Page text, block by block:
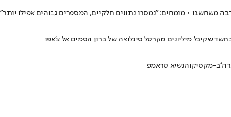
• מומחים: "נמסרו נתונים חלקיים, המספרים גבוהים אפילו יותר"
שקיבל מיליונים מקרטל סינלואה של ברון הסמים אל צ'אפו
מקסיקוהנשיא טראמפ